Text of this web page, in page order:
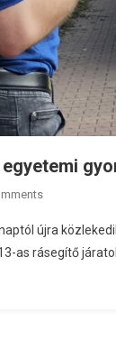
újra
as rásegítő